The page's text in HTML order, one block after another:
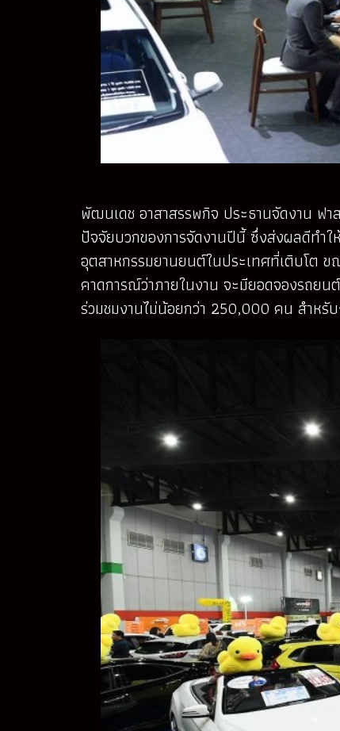
พัฒนเดช อาสาสรรพกิจ ประธานจัดงาน ฟา
ปัจจัยบวกของการจัดงานปีนี้ ซึ่งส่งผลดีทำ
อุตสาหกรรมยานยนต์ในประเทศที่เติบโต
คาดการณ์ว่าภายในงาน จะมียอดจองรถย
ร่วมชมงานไม่น้อยกว่า 250,000 คน สำห